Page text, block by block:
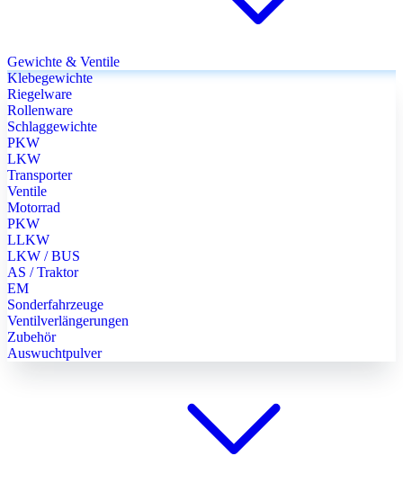
Gewichte & Ventile
Klebegewichte
Riegelware
Rollenware
Schlaggewichte
PKW
LKW
Transporter
Ventile
Motorrad
PKW
LLKW
LKW / BUS
AS / Traktor
EM
Sonderfahrzeuge
Ventilverlängerungen
Zubehör
Auswuchtpulver